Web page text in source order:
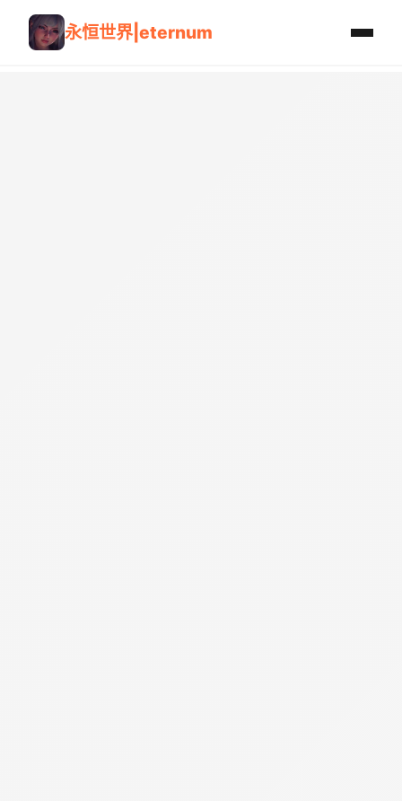
永恒世界|eternum